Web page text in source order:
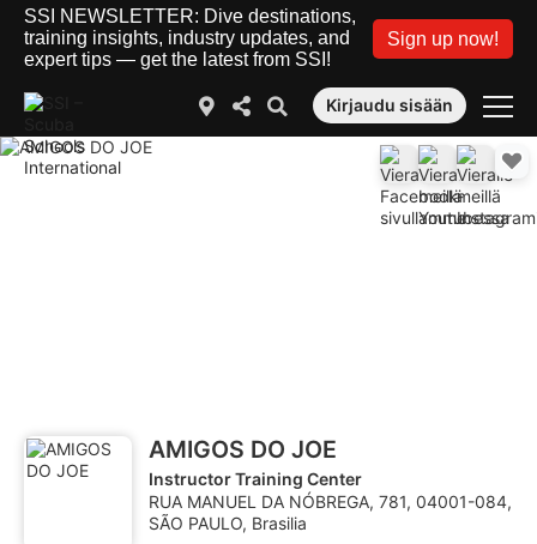
SSI NEWSLETTER: Dive destinations,
training insights, industry updates, and
expert tips — get the latest from SSI!
Sign up now!
Kirjaudu sisään
AMIGOS DO JOE
Instructor Training Center
RUA MANUEL DA NÓBREGA, 781, 04001-084,
SÃO PAULO, Brasilia